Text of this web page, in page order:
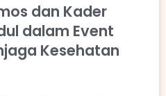
dan Kader
dalam Event
Kesehatan